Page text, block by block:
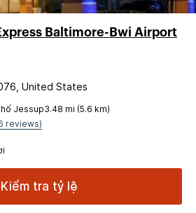
Baltimore-Bwi Airport
United States
Jessup3.48 mi (5.6 km)
reviews)
Kiểm tra tỷ lệ